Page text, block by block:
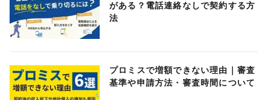
がある？電話連絡なしで契約する方
法
プロミスで増額できない理由｜審査
基準や申請方法・審査時間について